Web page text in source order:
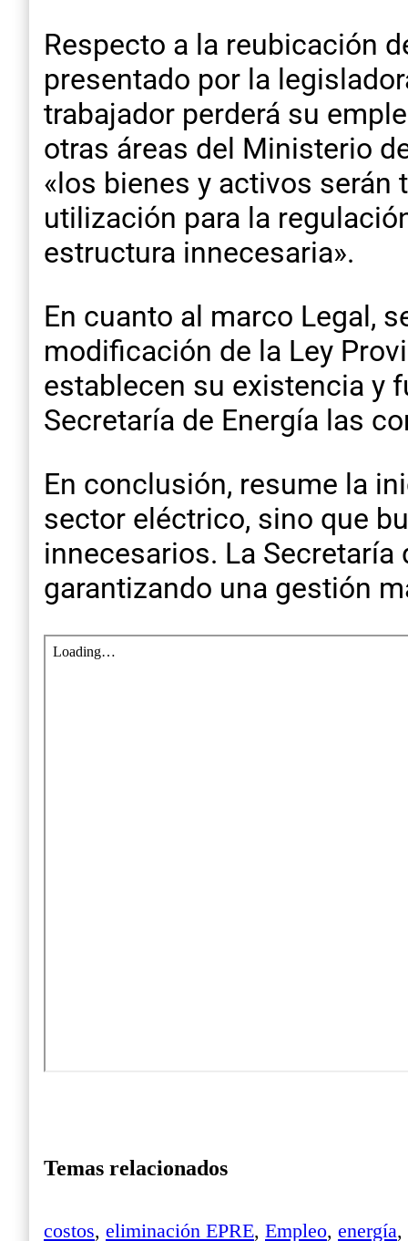
Respecto a la reubicación
presentado por la
trabajador perderá su
otras áreas del Ministerio
«los bienes y activos serán
utilización para la
estructura innecesaria».
En cuanto al marco Legal,
modificación de la Ley
establecen su existencia y
Secretaría de Energía las
En conclusión, resume la
sector eléctrico, sino que
innecesarios. La
garantizando una gestión
Temas relacionados
costos, eliminación EPRE, Empleo, energía,